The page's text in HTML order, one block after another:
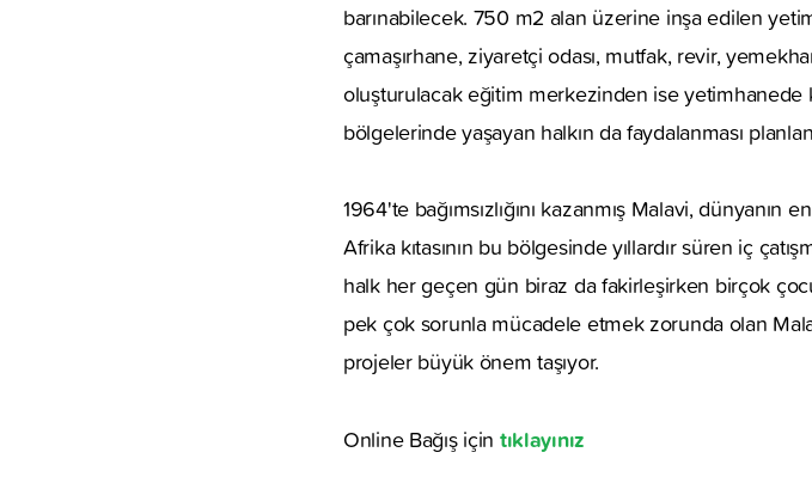
barınabilecek. 750 m2 alan üzerine inşa edilen
çamaşırhane, ziyaretçi odası, mutfak, revir,
oluşturulacak eğitim merkezinden ise yetimhanede
bölgelerinde yaşayan halkın da faydalanması
1964'te bağımsızlığını kazanmış Malavi,
Afrika kıtasının bu bölgesinde yıllardır süren iç
halk her geçen gün biraz da fakirleşirken birçok
pek çok sorunla mücadele etmek zorunda olan
projeler büyük önem taşıyor.
Online Bağış için tıklayınız